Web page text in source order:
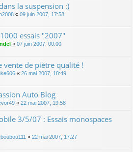
la suspension :)
« 09 juin 2007, 17:58
essais "2007"
« 07 juin 2007, 00:00
vente de piètre qualité !
« 26 mai 2007, 18:49
Auto Blog
« 22 mai 2007, 19:58
3/5/07 : Essais monospaces
« 22 mai 2007, 17:27